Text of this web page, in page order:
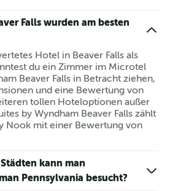
Falls wurden am besten
Hotel in Beaver Falls als
du ein Zimmer im Microtel
Beaver Falls in Betracht ziehen,
und eine Bewertung von
tollen Hoteloptionen außer
by Wyndham Beaver Falls zählt
Nook mit einer Bewertung von
kann man
Pennsylvania besucht?